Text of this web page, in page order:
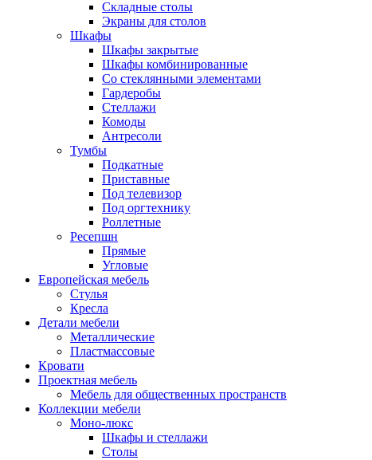
Складные столы
Экраны для столов
Шкафы
Шкафы закрытые
Шкафы комбинированные
Со стеклянными элементами
Гардеробы
Стеллажи
Комоды
Антресоли
Тумбы
Подкатные
Приставные
Под телевизор
Под оргтехнику
Роллетные
Ресепшн
Прямые
Угловые
Европейская мебель
Стулья
Кресла
Детали мебели
Металлические
Пластмассовые
Кровати
Проектная мебель
Мебель для общественных пространств
Коллекции мебели
Моно-люкс
Шкафы и стеллажи
Столы